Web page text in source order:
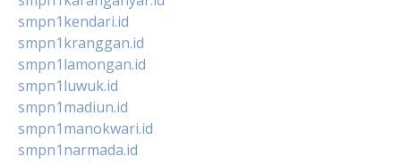
smpn1kendari.id
smpn1kranggan.id
smpn1lamongan.id
smpn1luwuk.id
smpn1madiun.id
smpn1manokwari.id
smpn1narmada.id